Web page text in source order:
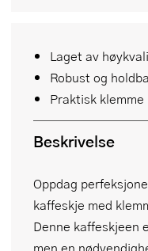
Laget av
Robust og
Praktisk klemme
Beskrivelse
Oppdag
kaffeskje med
Denne kaffeskjeen